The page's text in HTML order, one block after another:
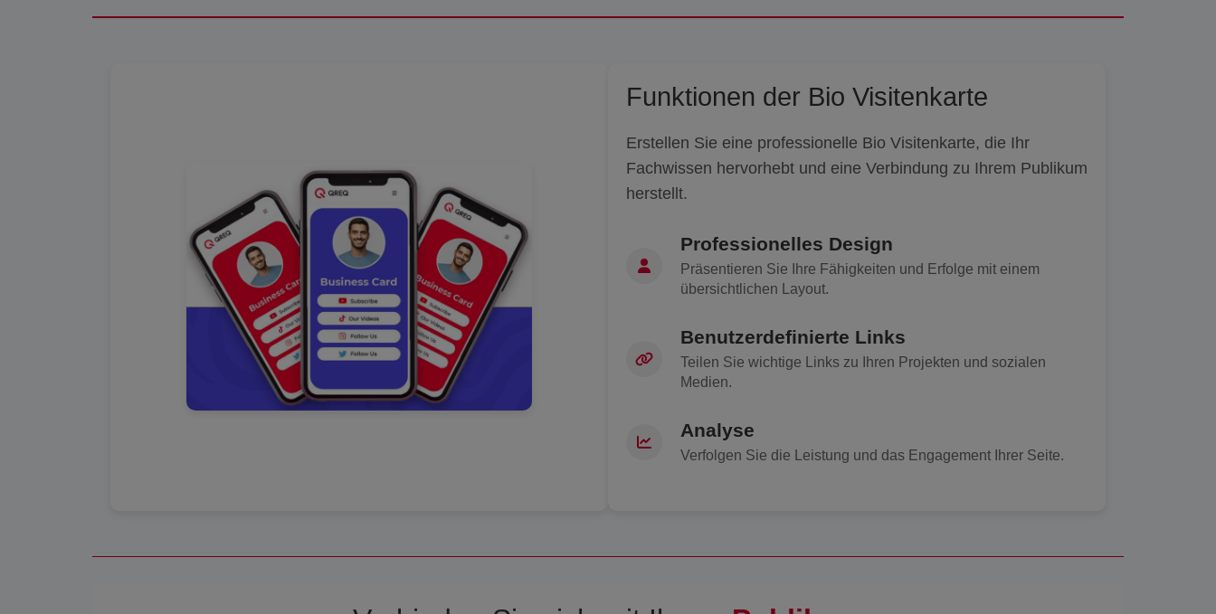
Funktionen der Bio Visitenkarte
Erstellen Sie eine professionelle Bio Visitenkarte, die Ihr
Fachwissen hervorhebt und eine Verbindung zu Ihrem Publikum
herstellt.
Professionelles Design
Präsentieren Sie Ihre Fähigkeiten und Erfolge mit einem
übersichtlichen Layout.
Benutzerdefinierte Links
Teilen Sie wichtige Links zu Ihren Projekten und sozialen
Medien.
Analyse
Verfolgen Sie die Leistung und das Engagement Ihrer Seite.